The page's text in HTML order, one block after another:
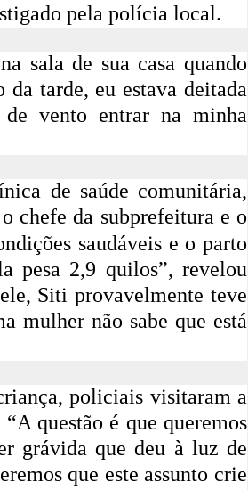
pela polícia local.
sala de sua casa quando
tarde, eu estava deitada
vento entrar na minha
de saúde comunitária,
chefe da subprefeitura e o
saudáveis e o parto
pesa 2,9 quilos”, revelou
Siti provavelmente teve
mulher não sabe que está
policiais visitaram a
questão é que queremos
grávida que deu à luz de
que este assunto crie